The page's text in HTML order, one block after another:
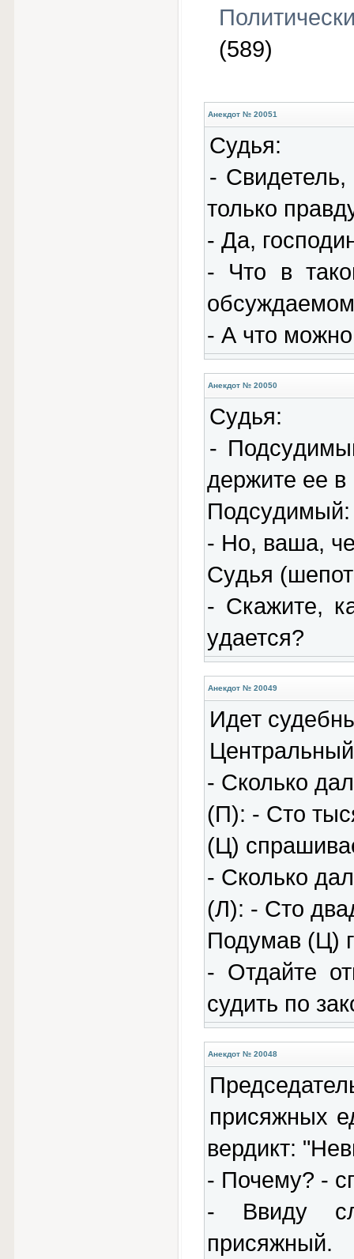
(589)
Анекдот № 20051
Судья:
-
только
- Да,
- Что в
- А что можно
Анекдот № 20050
Сyдья:
-
деpжите ее в
Подсyдимый:
- Hо, ваша,
Сyдья
- Скажите,
yдается?
Анекдот № 20049
Идет
- Сколько
(П): - Сто
(Ц)
- Сколько
(Л): - Сто
Подумав (Ц)
- Отдайте
судить по
Анекдот № 20048
присяжных
вердикт:
- Почему? -
- Ввиду
присяжный.